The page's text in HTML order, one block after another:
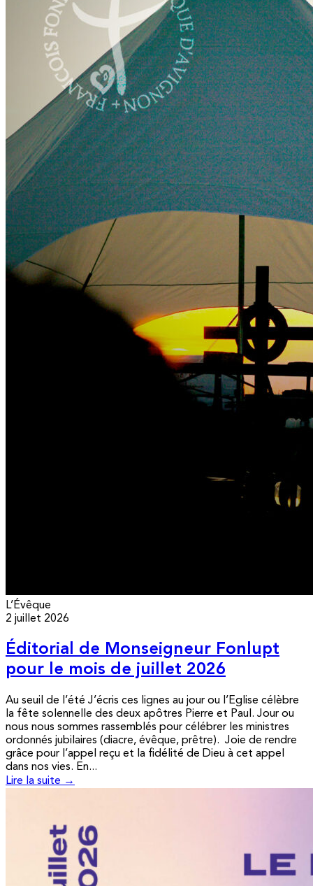
L’Évêque
2 juillet 2026
Éditorial de Monseigneur Fonlupt
pour le mois de juillet 2026
Au seuil de l’été J’écris ces lignes au jour ou l’Eglise célèbre
la fête solennelle des deux apôtres Pierre et Paul. Jour ou
nous nous sommes rassemblés pour célébrer les ministres
ordonnés jubilaires (diacre, évêque, prêtre). Joie de rendre
grâce pour l’appel reçu et la fidélité de Dieu à cet appel
dans nos vies. En...
Lire la suite →